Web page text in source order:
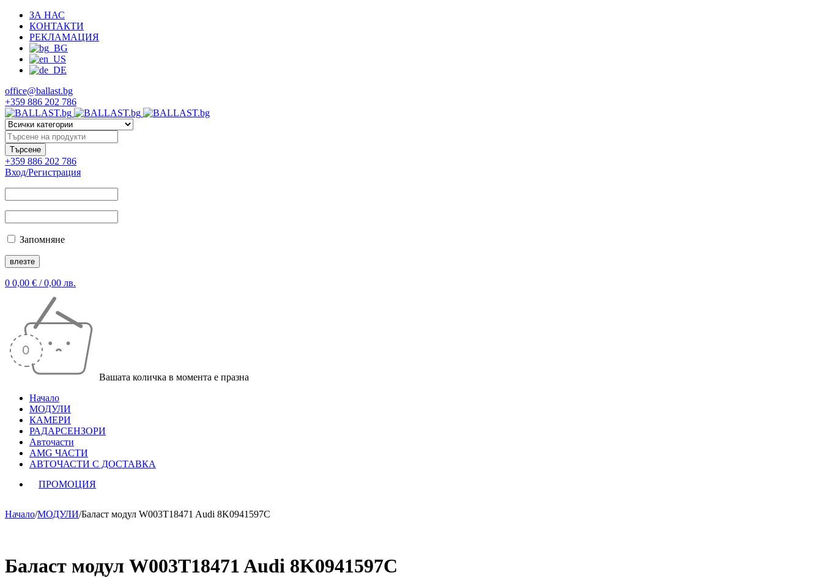
ЗА НАС
КОНТАКТИ
РЕКЛАМАЦИЯ
office@ballast.bg
+359 886 202 786
+359 886 202 786
Вход/Регистрация
Запомняне
0 0,00 € / 0,00 лв.
Вашата количка в момента е празна
Начало
МОДУЛИ
КАМЕРИ
РАДАРСЕНЗОРИ
Авточасти
AMG ЧАСТИ
АВТОЧАСТИ С ДОСТАВКА
ПРОМОЦИЯ
Начало/МОДУЛИ/Баласт модул W003T18471 Audi 8K0941597C
Баласт модул W003T18471 Audi 8K0941597C